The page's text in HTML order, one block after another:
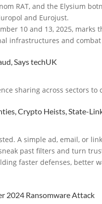
RAT, and the Elysium
and Eurojust.
10 and 13, 2025, marks
infrastructures and
Says techUK
sharing across sectors to
Crypto Heists, State-
A simple ad, email, or
past filters and turn
faster defenses, better
2024 Ransomware Attack